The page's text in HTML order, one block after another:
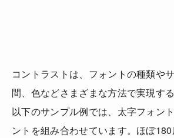
コントラストは、フォントの種類や
間、色などさまざまな方法で実現す
以下のサンプル例では、太字フォン
ントを組み合わせています。ほぼ